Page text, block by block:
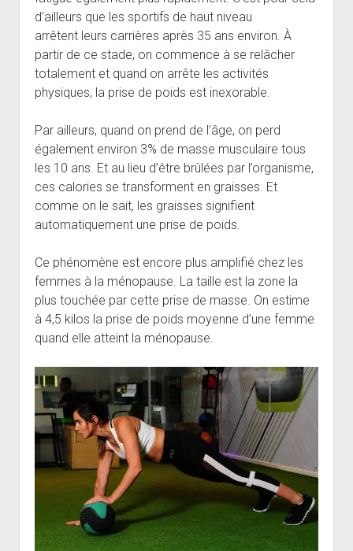
d’ailleurs que les sportifs de haut niveau
arrêtent leurs carrières après 35 ans environ. À
partir de ce stade, on commence à se relâcher
totalement et quand on arrête les activités
physiques, la prise de poids est inexorable.
Par ailleurs, quand on prend de l’âge, on perd
également environ 3% de masse musculaire tous
les 10 ans. Et au lieu d’être brûlées par l’organisme,
ces calories se transforment en graisses. Et
comme on le sait, les graisses signifient
automatiquement une prise de poids.
Ce phénomène est encore plus amplifié chez les
femmes à la ménopause. La taille est la zone la
plus touchée par cette prise de masse. On estime
à 4,5 kilos la prise de poids moyenne d’une femme
quand elle atteint la ménopause.